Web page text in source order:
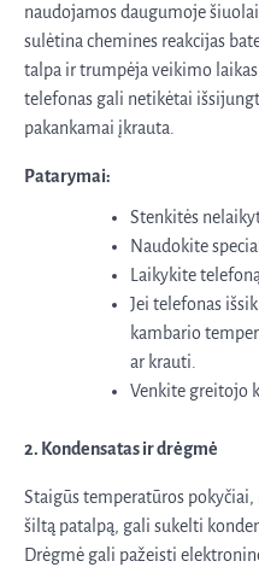
naudojamos daugumoje
sulėtina chemines reakcijas
talpa ir trumpėja veikimo
telefonas gali netikėtai
pakankamai įkrauta.
Patarymai:
Stenkitės
Naudokite
Laikykite
Jei telefonas
kambario
ar krauti.
Venkite greitojo
2. Kondensatas ir drėgmė
Staigūs temperatūros
šiltą patalpą, gali sukelti
Drėgmė gali pažeisti